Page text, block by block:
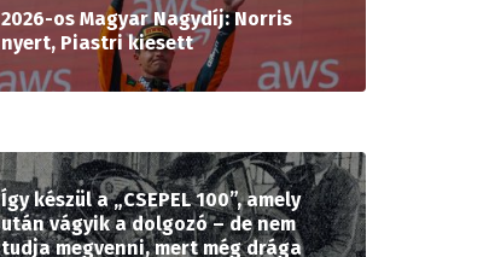
2026-os Magyar Nagydíj: Norris
nyert, Piastri kiesett
Így készül a „CSEPEL 100”, amely
után vágyik a dolgozó – de nem
tudja megvenni, mert még drága